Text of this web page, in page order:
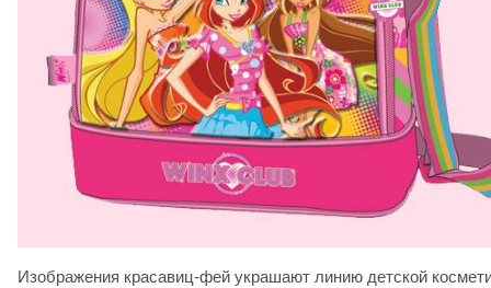
Изображения красавиц-фей украшают линию детской